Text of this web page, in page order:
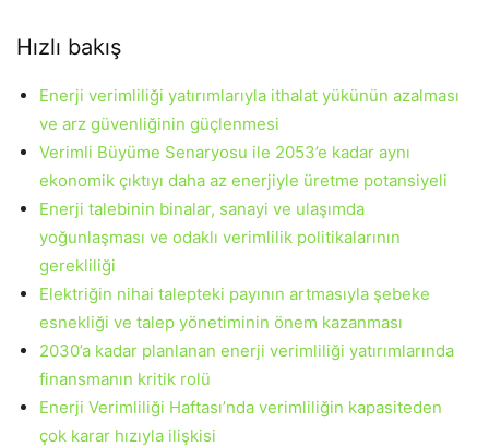
Hızlı bakış
Enerji verimliliği yatırımlarıyla ithalat yükünün azalması
ve arz güvenliğinin güçlenmesi
Verimli Büyüme Senaryosu ile 2053’e kadar aynı
ekonomik çıktıyı daha az enerjiyle üretme potansiyeli
Enerji talebinin binalar, sanayi ve ulaşımda
yoğunlaşması ve odaklı verimlilik politikalarının
gerekliliği
Elektriğin nihai talepteki payının artmasıyla şebeke
esnekliği ve talep yönetiminin önem kazanması
2030’a kadar planlanan enerji verimliliği yatırımlarında
finansmanın kritik rolü
Enerji Verimliliği Haftası’nda verimliliğin kapasiteden
çok karar hızıyla ilişkisi